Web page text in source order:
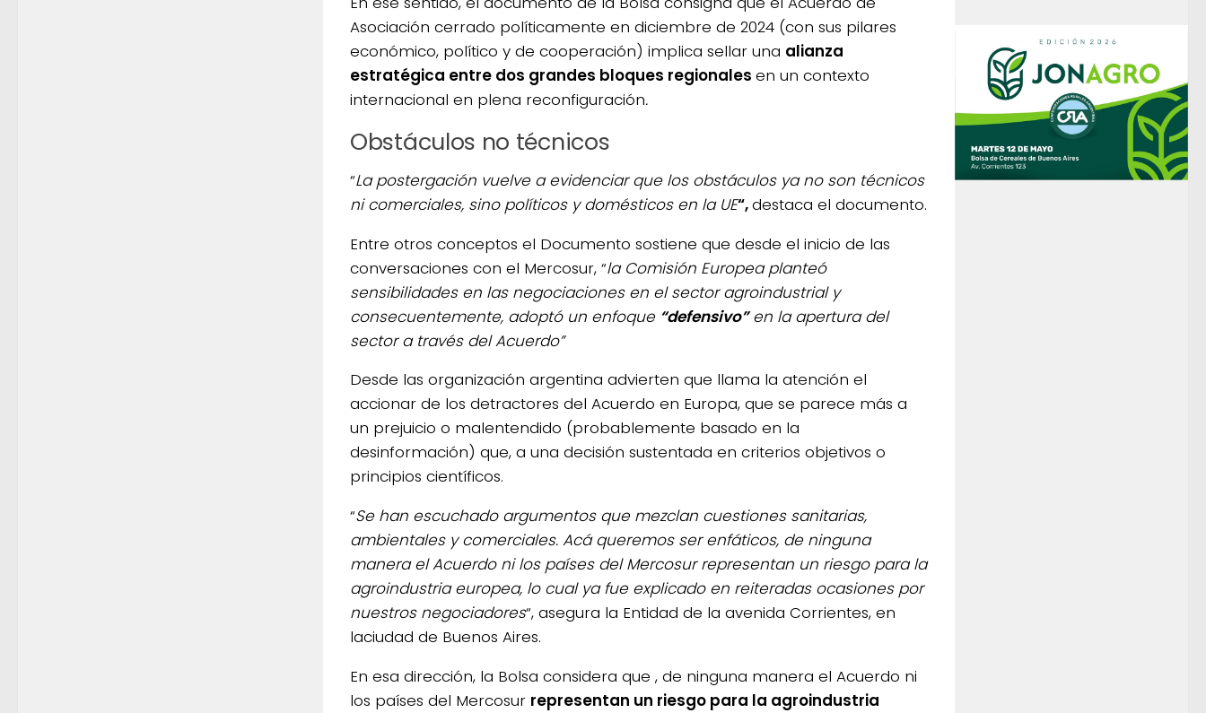
Asociación cerrado políticamente en diciembre de 2024 (con sus pilares
económico, político y de cooperación) implica sellar una alianza
estratégica entre dos grandes bloques regionales en un contexto
internacional en plena reconfiguración.
Obstáculos no técnicos
“La postergación vuelve a evidenciar que los obstáculos ya no son técnicos
ni comerciales, sino políticos y domésticos en la UE“,destaca el documento.
Entre otros conceptos el Documento sostiene que desde el inicio de las
conversaciones con el Mercosur, “la Comisión Europea planteó
sensibilidades en las negociaciones en el sector agroindustrial y
consecuentemente, adoptó un enfoque “defensivo”en la apertura del
sector a través del Acuerdo”
Desde las organización argentina advierten que llama la atención el
accionar de los detractores del Acuerdo en Europa, que se parece más a
un prejuicio o malentendido (probablemente basado en la
desinformación) que, a una decisión sustentada en criterios objetivos o
principios científicos.
“Se han escuchado argumentos que mezclan cuestiones sanitarias,
ambientales y comerciales. Acá queremos ser enfáticos, de ninguna
manera el Acuerdo ni los países del Mercosur representan un riesgo para la
agroindustria europea, lo cual ya fue explicado en reiteradas ocasiones por
nuestros negociadores“, asegura la Entidad de la avenida Corrientes, en
laciudad de Buenos Aires.
En esa dirección, la Bolsa considera que , de ninguna manera el Acuerdo ni
los países del Mercosur representan un riesgo para la agroindustria